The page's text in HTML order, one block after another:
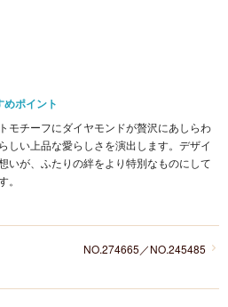
ポイント
モチーフにダイヤモンドが贅沢にあしらわ
しい上品な愛らしさを演出します。デザイ
いが、ふたりの絆をより特別なものにして
。
NO.274665／NO.245485